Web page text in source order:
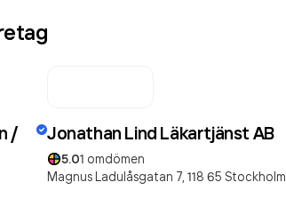
/
Jonathan Lind Läkartjänst AB
5.01 omdömen
Magnus Ladulåsgatan 7, 118 65 Stockholm